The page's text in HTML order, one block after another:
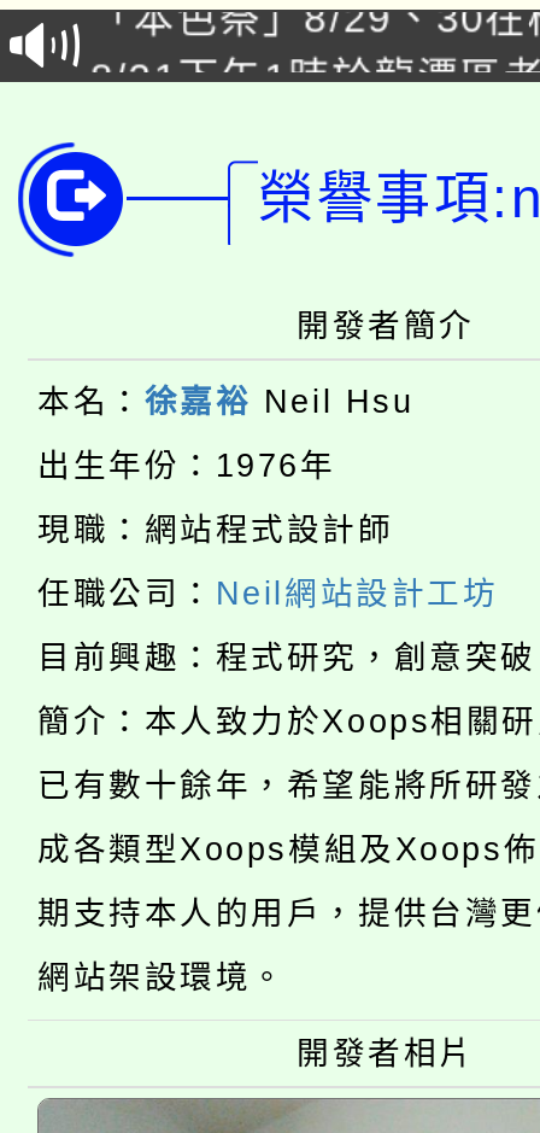
告(尚有缺額)
場熱烈登場!
8/21下午1時於龍潭區
局官網。
8月14至27日，桃園電
開!
115年桃園市運動會8/
田徑場及游泳池舉行。
桃園市低收入戶享有免
視費優惠，中低收入戶
半價優惠，詳情可洽有
者。
大園自造教育及科技中
份教師增能研習
大溪自造教育及科技中
份教師研習
淨零綠生活教案入校路
會
公告本校115學年度第
代理(課)教師甄選結果
告(尚有缺額)
「本色祭」8/29、30在
場熱烈登場!
8/21下午1時於龍潭區
徵才活動。
YOUNG桃局內行報名
局官網。
8月14至27日，桃園電
開!
115年桃園市運動會8/
田徑場及游泳池舉行。
桃園市低收入戶享有免
視費優惠，中低收入戶
半價優惠，詳情可洽有
者。
大園自造教育及科技中
份教師增能研習
大溪自造教育及科技中
份教師研習
淨零綠生活教案入校路
榮譽事項
開發者簡介
本名： 徐嘉裕 Neil Hsu
出生年份：1976年
現職：網站程式設計師
任職公司： Neil網站設計工坊
目前興趣：程式研究，創意突
簡介：本人致力於Xoops相關
已有數十餘年，希望能將所研
成各類型Xoops模組及Xoops
期支持本人的用戶，提供台灣
網站架設環境。
開發者相片